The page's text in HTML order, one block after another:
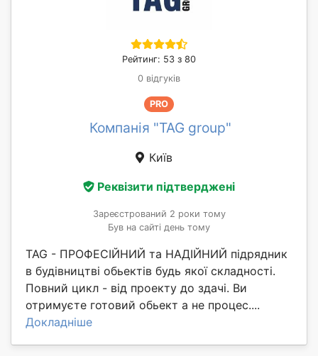
Рейтинг: 53 з 80
0 відгуків
PRO
Компанія "TAG group"
Київ
Реквізити підтверджені
Зареєстрований 2 роки тому
Був на сайті день тому
TAG - ПРОФЕСІЙНИЙ та НАДІЙНИЙ підрядник
в будівництві обьектів будь якої складності.
Повний цикл - від проекту до здачі. Ви
отримуєте готовий обьект а не процес....
Докладніше